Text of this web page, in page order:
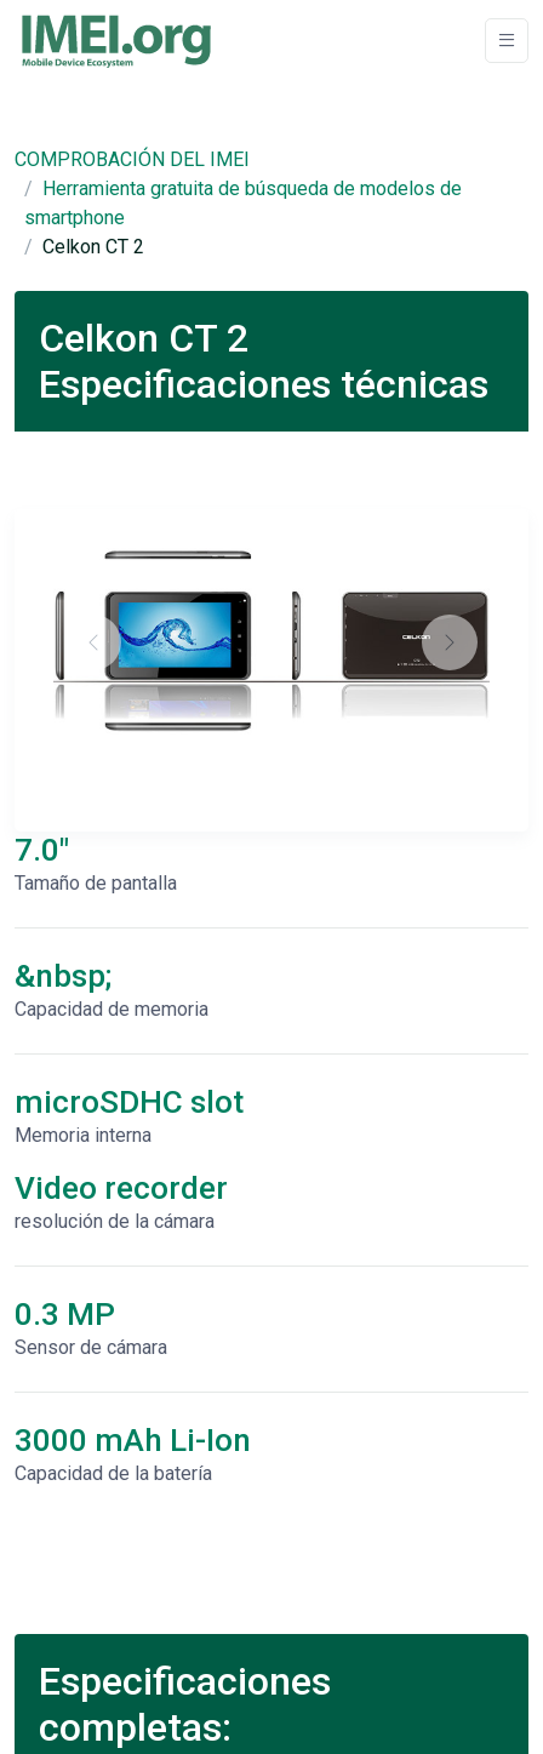
COMPROBACIÓN DEL IMEI
Herramienta gratuita de búsqueda de modelos de
smartphone
Celkon CT 2
Celkon CT 2
Especificaciones técnicas
7.0"
Tamaño de pantalla
&nbsp;
Capacidad de memoria
microSDHC slot
Memoria interna
Video recorder
resolución de la cámara
0.3 MP
Sensor de cámara
3000 mAh Li-Ion
Capacidad de la batería
Especificaciones
completas: